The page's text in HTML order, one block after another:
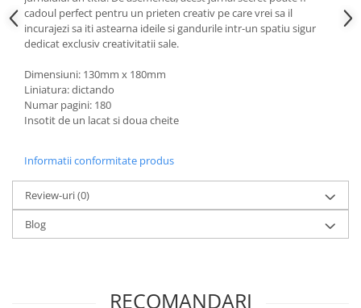
cadoul perfect pentru un prieten creativ pe care vrei sa il
incurajezi sa iti astearna ideile si gandurile intr-un spatiu sigur
dedicat exclusiv creativitatii sale.
Dimensiuni: 130mm x 180mm
Liniatura: dictando
Numar pagini: 180
Insotit de un lacat si doua cheite
Informatii conformitate produs
Review-uri(0)
Blog
RECOMANDARI